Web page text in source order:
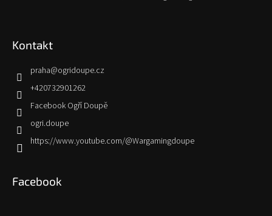
Kontakt
praha@ogridoupe.cz
+420732901262
Facebook Ogří Doupě
ogri.doupe
https://www.youtube.com/@Wargamingdoupe
Facebook